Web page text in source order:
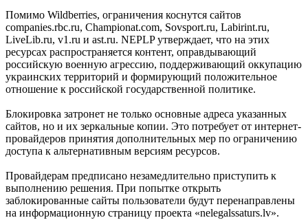
Помимо Wildberries, ограничения коснутся сайтов
companies.rbc.ru, Championat.com, Sovsport.ru, Labirint.ru,
LiveLib.ru, v1.ru и ast.ru. NEPLP утверждает, что на этих
ресурсах распространяется контент, оправдывающий
российскую военную агрессию, поддерживающий оккупацию
украинских территорий и формирующий положительное
отношение к российской государственной политике.
Блокировка затронет не только основные адреса указанных
сайтов, но и их зеркальные копии. Это потребует от интернет-
провайдеров принятия дополнительных мер по ограничению
доступа к альтернативным версиям ресурсов.
Провайдерам предписано незамедлительно приступить к
выполнению решения. При попытке открыть
заблокированные сайты пользователи будут перенаправлены
на информационную страницу проекта «nelegalssaturs.lv».